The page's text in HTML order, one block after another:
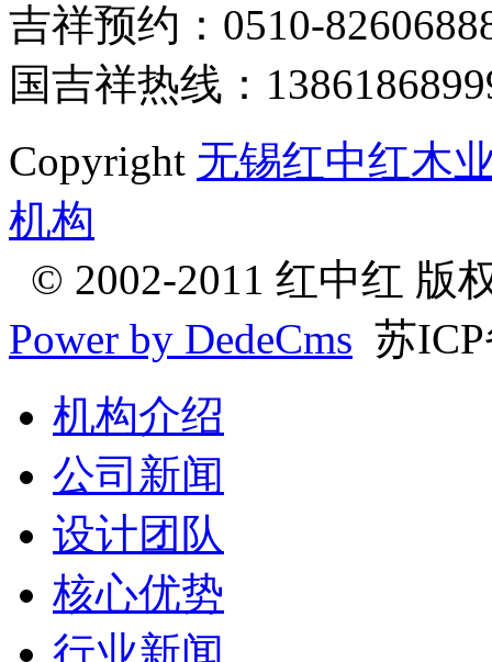
吉祥预约：0510-
国吉祥热线：
Copyright 无锡红中红木
机构
© 2002-2011 红中红 版
Power by DedeCms 苏
机构介绍
公司新闻
设计团队
核心优势